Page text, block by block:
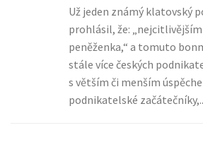
Už jeden známý klatovský
prohlásil, že:
peněženka,“ a tomuto
stále více českých
s větším či menším
podnikatelské